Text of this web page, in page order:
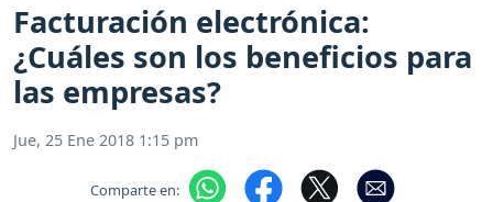
Facturación electrónica:
¿Cuáles son los beneficios para
las empresas?
Jue, 25 Ene 2018 1:15 pm
Comparte en: